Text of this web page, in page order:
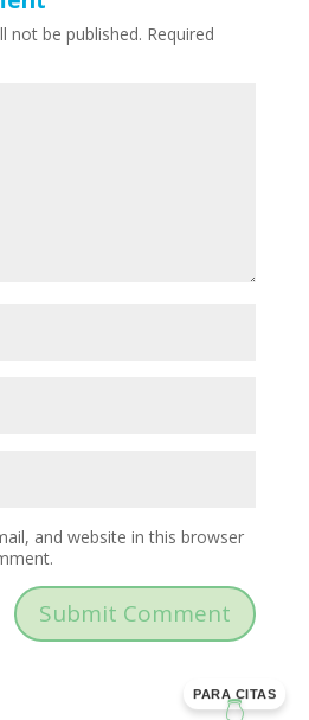
not be published. Required
and website in this browser
PARA CITAS